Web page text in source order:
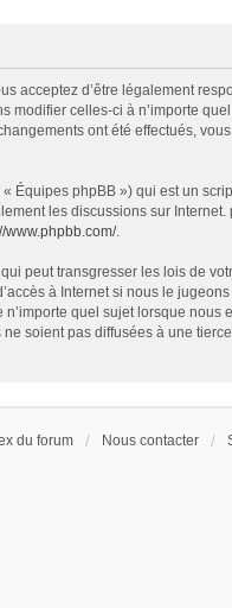
acceptez d’être légalement
celles-ci à n’importe
ont été effectués,
Équipes phpBB ») qui est un
les discussions sur
www.phpbb.com/.
peut transgresser les lois de
à Internet si nous le
quel sujet lorsque nous
soient pas diffusées à une
du forum Nous contacter